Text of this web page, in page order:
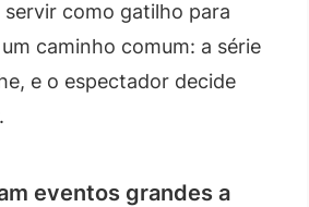
como gatilho para
caminho comum: a série
e o espectador decide
eventos grandes a